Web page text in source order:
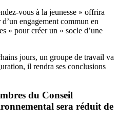
vous à la jeunesse » offrira
engagement commun en
» pour créer un « socle d’une
jours, un groupe de travail va
il rendra ses conclusions
du Conseil
sera réduit de